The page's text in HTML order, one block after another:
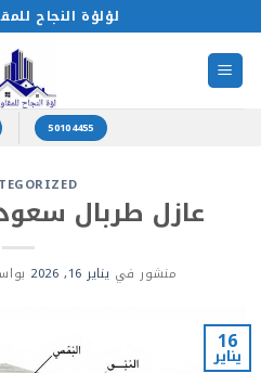
للمحتوى
لؤلؤة النجاح
50104455
عازل طربال سعودي |
منشور في يناير 16, 2026
16
يناير